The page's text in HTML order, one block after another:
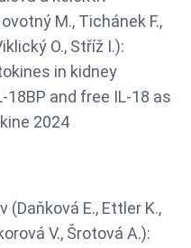
M., Tichánek F.,
O., Stříž I.):
in kidney
and free IL-18 as
2024
(Daňková E., Ettler K.,
V., Šrotová A.):